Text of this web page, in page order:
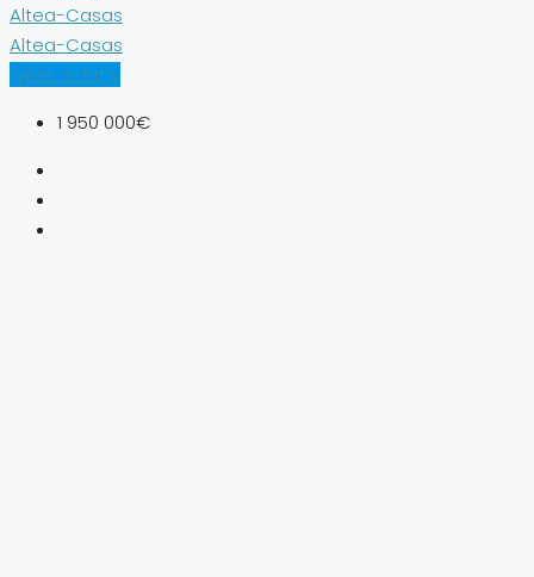
Altea-Casas
Altea-Casas
rynek wtórny
1 950 000€